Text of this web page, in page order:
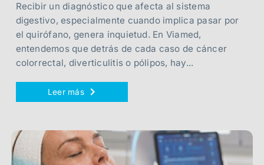
Recibir un diagnóstico que afecta al sistema
digestivo, especialmente cuando implica pasar por
el quirófano, genera inquietud. En Viamed,
entendemos que detrás de cada caso de cáncer
colorrectal, diverticulitis o pólipos, hay...
Leer más